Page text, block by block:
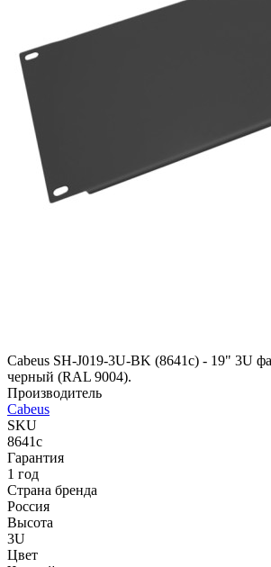
Cabeus SH-J019-3U-BK (8641c) - 19" 3U
черный (RAL 9004).
Производитель
Cabeus
SKU
8641c
Гарантия
1 год
Страна бренда
Россия
Высота
3U
Цвет